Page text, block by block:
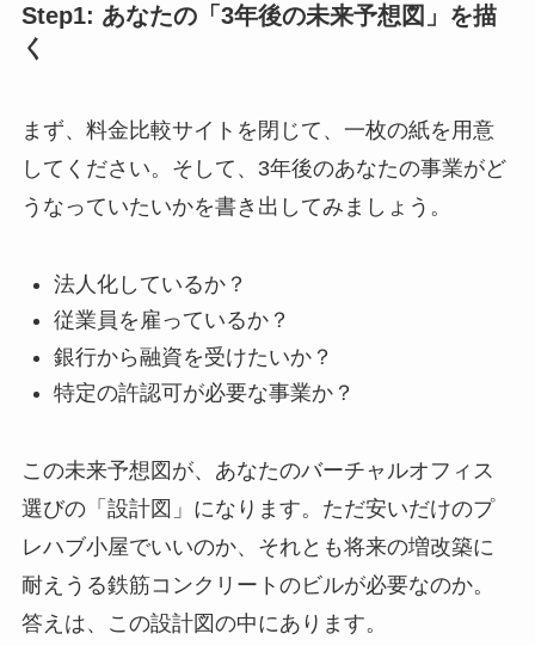
Step1: あなたの「3年後の未来予想図」を描
く
まず、料金比較サイトを閉じて、一枚の紙を用意
してください。そして、3年後のあなたの事業がど
うなっていたいかを書き出してみましょう。
法人化しているか？
従業員を雇っているか？
銀行から融資を受けたいか？
特定の許認可が必要な事業か？
この未来予想図が、あなたのバーチャルオフィス
選びの「設計図」になります。ただ安いだけのプ
レハブ小屋でいいのか、それとも将来の増改築に
耐えうる鉄筋コンクリートのビルが必要なのか。
答えは、この設計図の中にあります。